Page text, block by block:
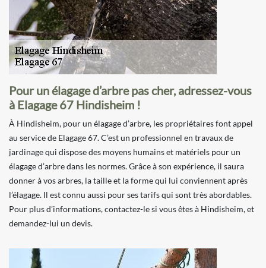
Pour un élagage d’arbre pas cher, adressez-vous
à Elagage 67 Hindisheim !
À Hindisheim, pour un élagage d’arbre, les propriétaires font appel
au service de Elagage 67. C’est un professionnel en travaux de
jardinage qui dispose des moyens humains et matériels pour un
élagage d’arbre dans les normes. Grâce à son expérience, il saura
donner à vos arbres, la taille et la forme qui lui conviennent après
l’élagage. Il est connu aussi pour ses tarifs qui sont très abordables.
Pour plus d’informations, contactez-le si vous êtes à Hindisheim, et
demandez-lui un devis.